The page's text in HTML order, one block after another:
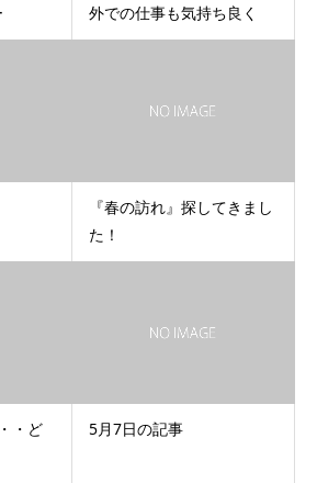
外での仕事も気持ち良く
『春の訪れ』探してきまし
た！
・ど
5月7日の記事